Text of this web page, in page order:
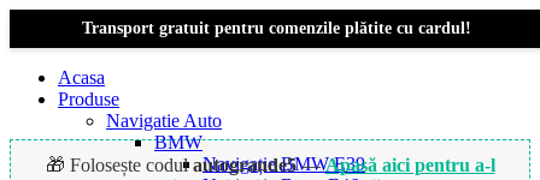
Transport gratuit pentru comenzile plătite cu cardul!
Acasa
Produse
Navigatie Auto
BMW
Navigație BMW E39
🎁 Folosește codulautogrande5—Apasă aici pentru a-l